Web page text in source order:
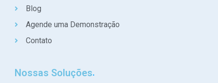
Blog
Agende uma Demonstração
Contato
Nossas Soluções